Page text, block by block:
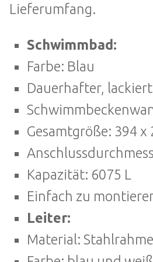
Lieferumfang.
Schwimmbad:
Farbe: Blau
Dauerhafter,
Gesamtgröße: 394 x
Kapazität: 6075 L
Einfach zu
Leiter:
Material: